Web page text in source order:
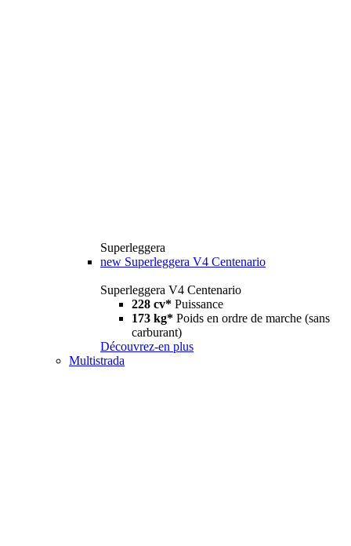
Superleggera
new Superleggera V4 Centenario
Superleggera V4 Centenario
228 cv* Puissance
173 kg* Poids en ordre de marche (sans
carburant)
Découvrez-en plus
Multistrada